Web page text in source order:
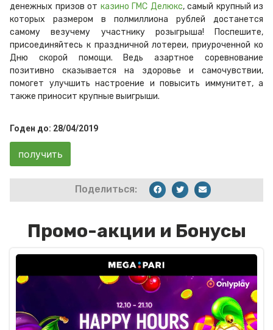
денежных призов от казино ГМС Делюкс, самый крупный из
которых размером в полмиллиона рублей достанется
самому везучему участнику розыгрыша! Поспешите,
присоединяйтесь к праздничной лотереи, приуроченной ко
Дню скорой помощи. Ведь азартное соревнование
позитивно сказывается на здоровье и самочувствии,
помогет улучшить настроение и повысить иммунитет, а
также приносит крупные выигрыши.
Годен до: 28/04/2019
получить
Поделиться:
Промо-акции и Бонусы